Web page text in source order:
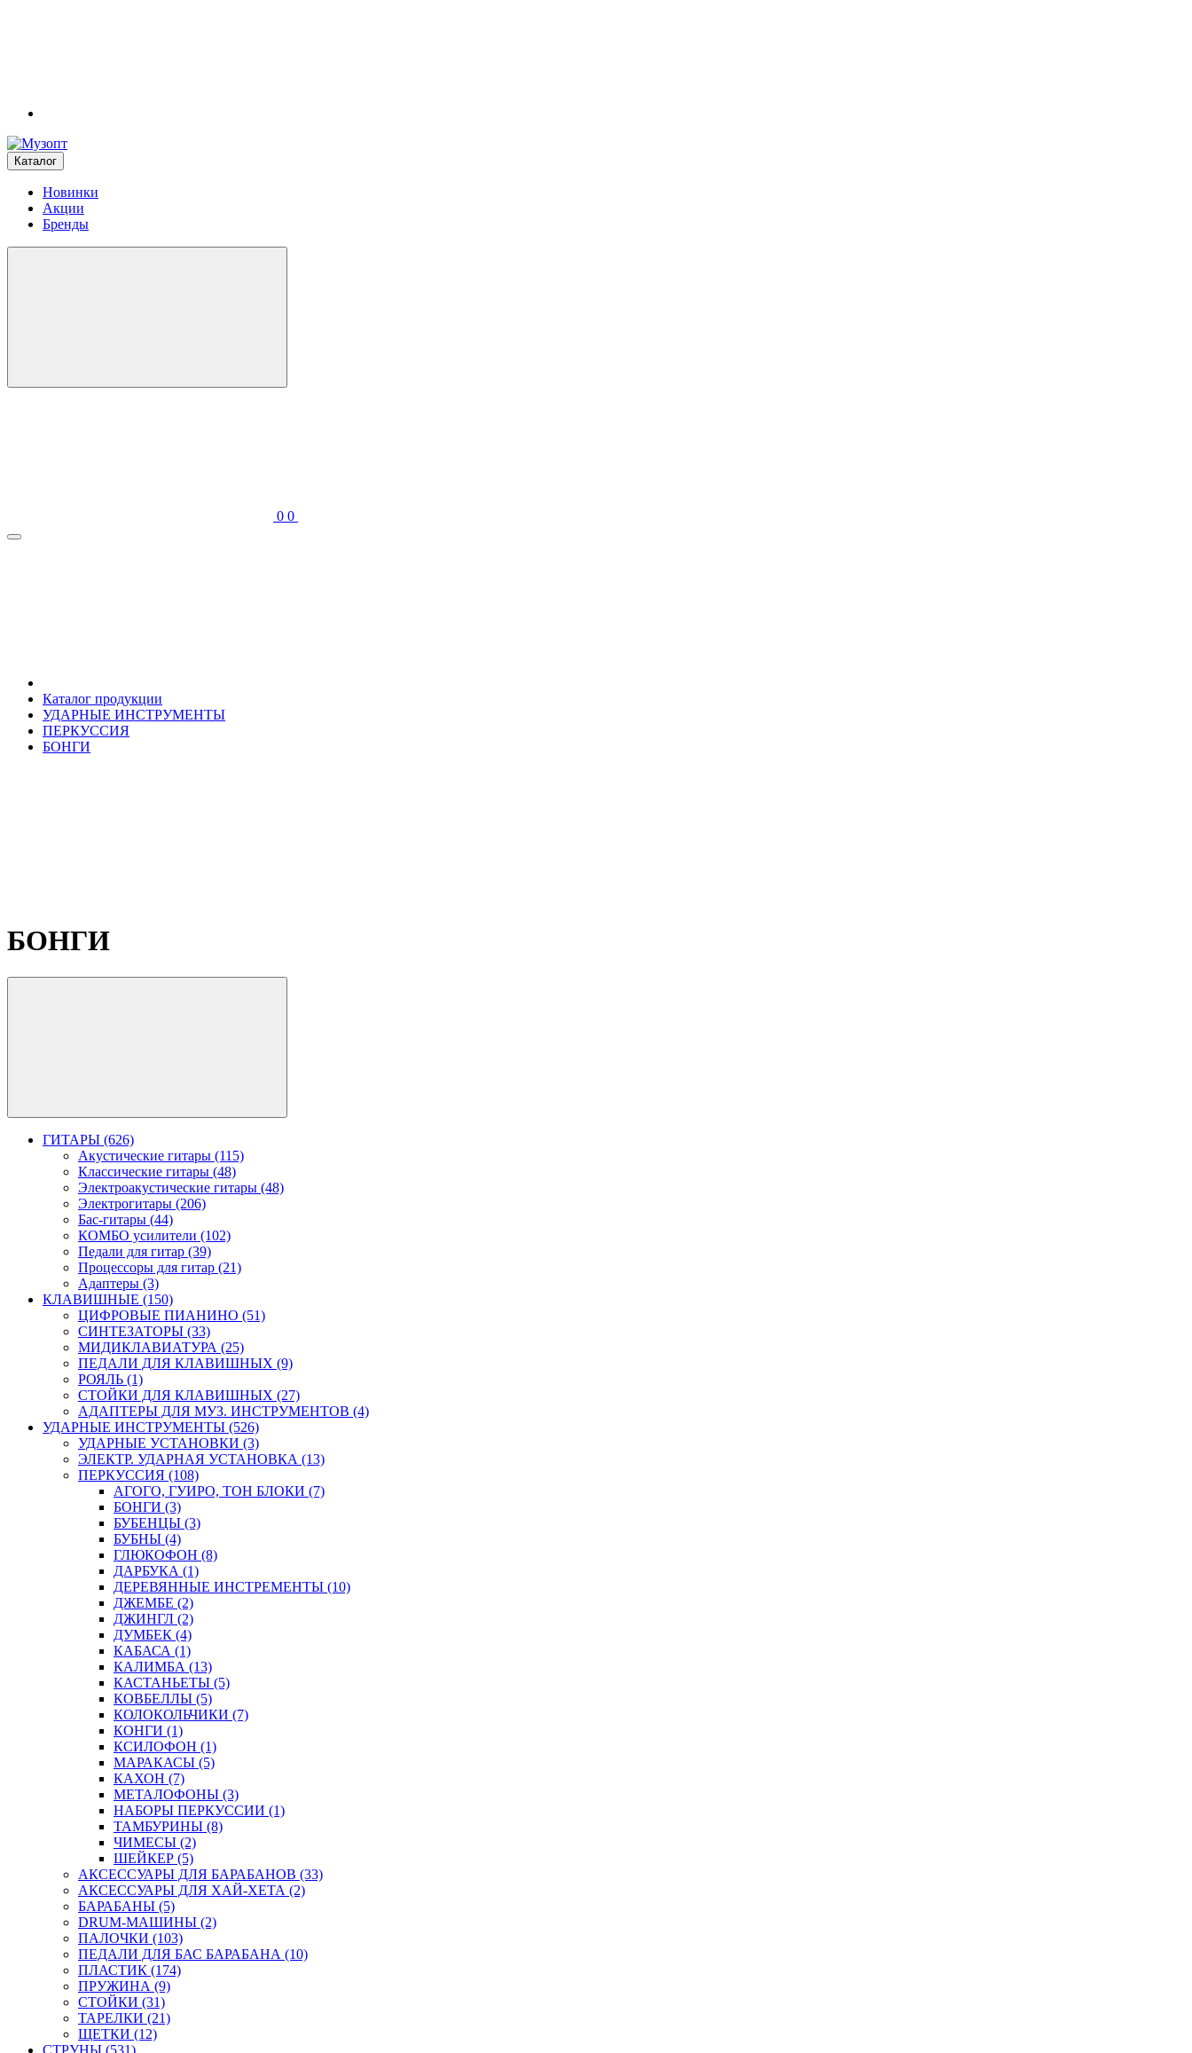
Каталог
Новинки
Акции
Бренды
0 0
Каталог продукции
УДАРНЫЕ ИНСТРУМЕНТЫ
ПЕРКУССИЯ
БОНГИ
БОНГИ
ГИТАРЫ (626)
Акустические гитары (115)
Классические гитары (48)
Электроакустические гитары (48)
Электрогитары (206)
Бас-гитары (44)
КОМБО усилители (102)
Педали для гитар (39)
Процессоры для гитар (21)
Адаптеры (3)
КЛАВИШНЫЕ (150)
ЦИФРОВЫЕ ПИАНИНО (51)
СИНТЕЗАТОРЫ (33)
МИДИКЛАВИАТУРА (25)
ПЕДАЛИ ДЛЯ КЛАВИШНЫХ (9)
РОЯЛЬ (1)
СТОЙКИ ДЛЯ КЛАВИШНЫХ (27)
АДАПТЕРЫ ДЛЯ МУЗ. ИНСТРУМЕНТОВ (4)
УДАРНЫЕ ИНСТРУМЕНТЫ (526)
УДАРНЫЕ УСТАНОВКИ (3)
ЭЛЕКТР. УДАРНАЯ УСТАНОВКА (13)
ПЕРКУССИЯ (108)
АГОГО, ГУИРО, ТОН БЛОКИ (7)
БОНГИ (3)
БУБЕНЦЫ (3)
БУБНЫ (4)
ГЛЮКОФОН (8)
ДАРБУКА (1)
ДЕРЕВЯННЫЕ ИНСТРЕМЕНТЫ (10)
ДЖЕМБЕ (2)
ДЖИНГЛ (2)
ДУМБЕК (4)
КАБАСА (1)
КАЛИМБА (13)
КАСТАНЬЕТЫ (5)
КОВБЕЛЛЫ (5)
КОЛОКОЛЬЧИКИ (7)
КОНГИ (1)
КСИЛОФОН (1)
МАРАКАСЫ (5)
КАХОН (7)
МЕТАЛОФОНЫ (3)
НАБОРЫ ПЕРКУССИИ (1)
ТАМБУРИНЫ (8)
ЧИМЕСЫ (2)
ШЕЙКЕР (5)
АКСЕССУАРЫ ДЛЯ БАРАБАНОВ (33)
АКСЕССУАРЫ ДЛЯ ХАЙ-ХЕТА (2)
БАРАБАНЫ (5)
DRUM-МАШИНЫ (2)
ПАЛОЧКИ (103)
ПЕДАЛИ ДЛЯ БАС БАРАБАНА (10)
ПЛАСТИК (174)
ПРУЖИНА (9)
СТОЙКИ (31)
ТАРЕЛКИ (21)
ЩЕТКИ (12)
СТРУНЫ (531)